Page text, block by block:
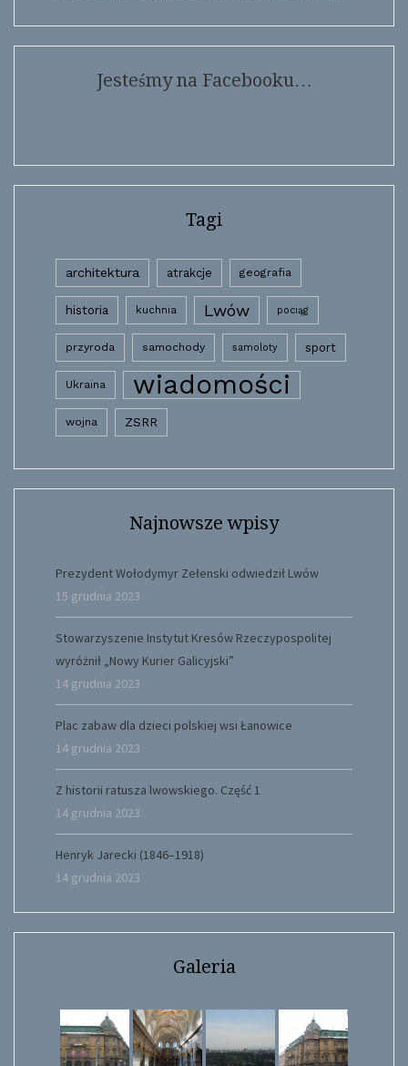
Jesteśmy na Facebooku…
Tagi
architektura atrakcje geografia
historia kuchnia Lwów pociąg
przyroda samochody samoloty sport
Ukraina wiadomości
wojna ZSRR
Najnowsze wpisy
Prezydent Wołodymyr Zełenski odwiedził Lwów
15 grudnia 2023
Stowarzyszenie Instytut Kresów Rzeczypospolitej
wyróżnił „Nowy Kurier Galicyjski”
14 grudnia 2023
Plac zabaw dla dzieci polskiej wsi Łanowice
14 grudnia 2023
Z historii ratusza lwowskiego. Część 1
14 grudnia 2023
Henryk Jarecki (1846–1918)
14 grudnia 2023
Galeria